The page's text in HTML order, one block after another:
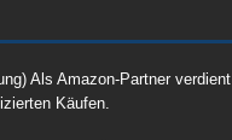
Als Amazon-Partner
Käufen.